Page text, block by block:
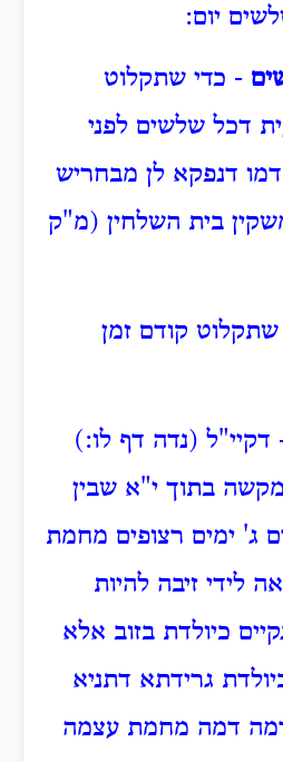
יום:
- כדי שתקלוט
דכל שלשים לפני
דנפקא לן מבחריש
בית השלחין (מ"ק
קודם זמן
דקיי"ל (נדה דף לו:)
בתוך י"א שבין
ג' ימים רצופים מחמת
לידי זיבה להיות
כיולדת בזוב אלא
גרידתא דתניא
דמה דמה מחמת עצמה